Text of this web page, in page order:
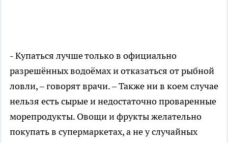
- Купаться лучше только в официально
разрешённых водоёмах и отказаться от рыбной
ловли, – говорят врачи. – Также ни в коем случае
нельзя есть сырые и недостаточно проваренные
морепродукты. Овощи и фрукты желательно
покупать в супермаркетах, а не у случайных